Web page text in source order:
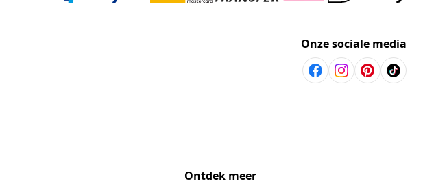
Onze sociale media
Ontdek meer